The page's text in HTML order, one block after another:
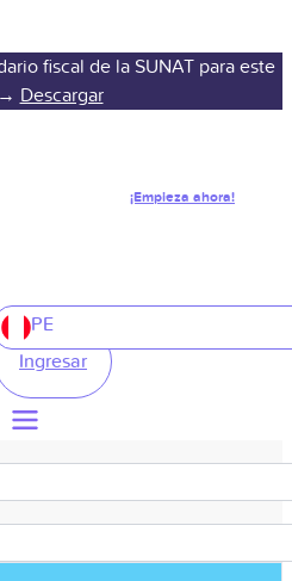
fiscal de la SUNAT para este
Descargar
¡Empieza ahora!
PE
Ingresar